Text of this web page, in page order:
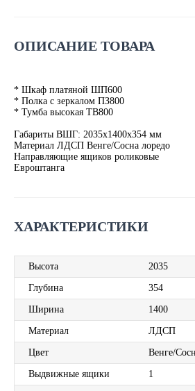
ОПИСАНИЕ ТОВАРА
* Шкаф платяной ШП600
* Полка с зеркалом ПЗ800
* Тумба высокая ТВ800
Габариты ВШГ: 2035х1400х354 мм
Материал ЛДСП Венге/Сосна лоредо
Направляющие ящиков роликовые
Евроштанга
ХАРАКТЕРИСТИКИ
Высота 2035
Глубина 354
Ширина 1400
Материал ЛДСП
Цвет Венге/
Выдвижные ящики 1